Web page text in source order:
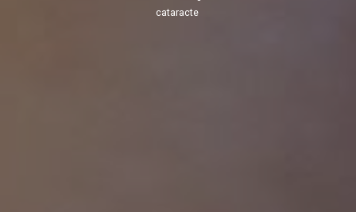
cataracte